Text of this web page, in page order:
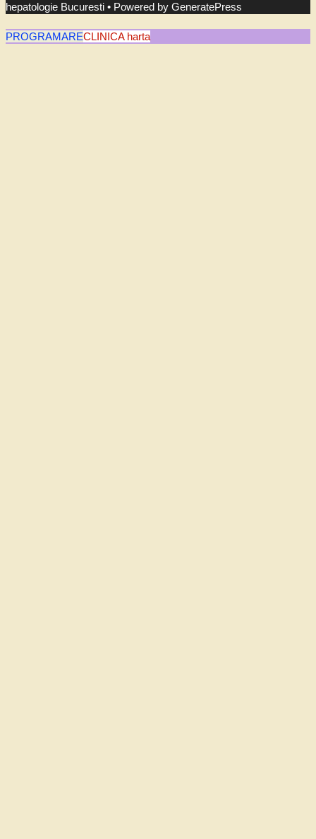
hepatologie Bucuresti • Powered by GeneratePress
PROGRAMARECLINICA harta